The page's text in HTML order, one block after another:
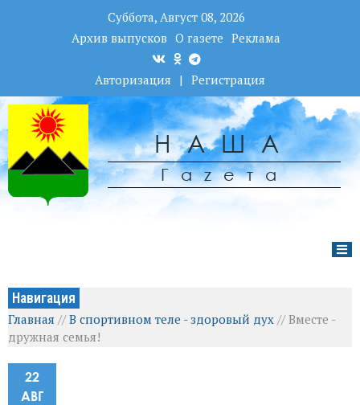
Суббота, Август 08, 2026
Архив выпусков О газете Реклама
Авторизация | Регистрация
НАША
Гаzета
Навигация
Главная //В спортивном теле - здоровый дух //Вместе -
дружная семья!
22
АВГ